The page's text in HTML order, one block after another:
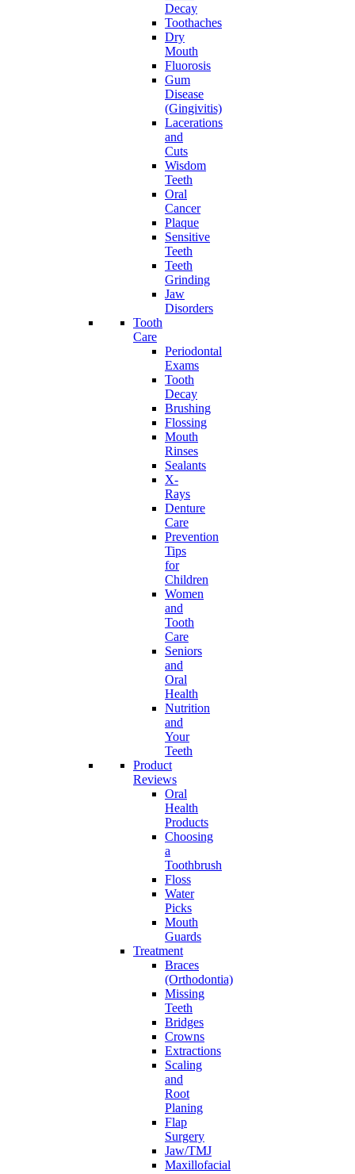
Decay
Toothaches
Dry
Mouth
Fluorosis
Gum
Disease
(Gingivitis)
Lacerations
and
Cuts
Wisdom
Teeth
Oral
Cancer
Plaque
Sensitive
Teeth
Teeth
Grinding
Jaw
Disorders
Tooth
Care
Periodontal
Exams
Tooth
Decay
Brushing
Flossing
Mouth
Rinses
Sealants
X-
Rays
Denture
Care
Prevention
Tips
for
Children
Women
and
Tooth
Care
Seniors
and
Oral
Health
Nutrition
and
Your
Teeth
Product
Reviews
Oral
Health
Products
Choosing
a
Toothbrush
Floss
Water
Picks
Mouth
Guards
Treatment
Braces
(Orthodontia)
Missing
Teeth
Bridges
Crowns
Extractions
Scaling
and
Root
Planing
Flap
Surgery
Jaw/TMJ
Maxillofacial